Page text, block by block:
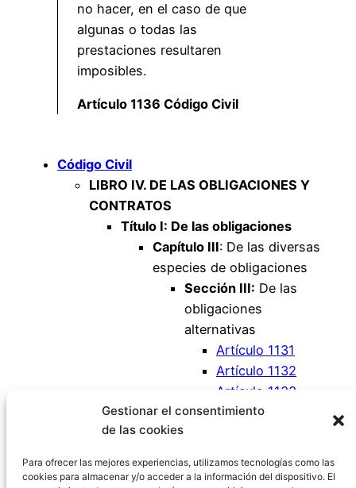
Gestionar el consentimiento
de las cookies
Para ofrecer las mejores experiencias, utilizamos tecnologías como las
cookies para almacenar y/o acceder a la información del dispositivo. El
no hacer, en el caso de que
algunas o todas las
prestaciones resultaren
imposibles.
Artículo 1136 Código Civil
Código Civil
LIBRO IV. DE LAS OBLIGACIONES Y
CONTRATOS
Título I: De las obligaciones
Capítulo III: De las diversas
especies de obligaciones
Sección III: De las
obligaciones
alternativas
Artículo 1131
Artículo 1132
Artículo 1133
Artículo 1134